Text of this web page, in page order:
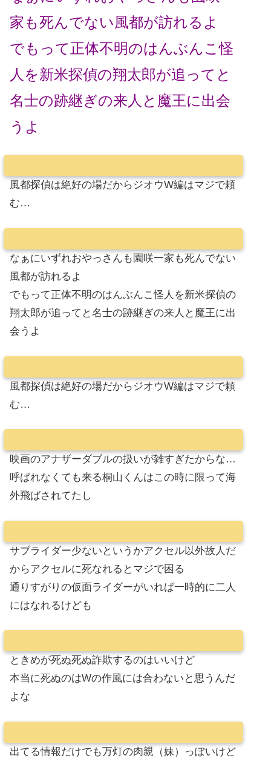
家も死んでない風都が訪れるよ
でもって正体不明のはんぶんこ怪
人を新米探偵の翔太郎が追ってと
名士の跡継ぎの来人と魔王に出会
うよ
風都探偵は絶好の場だからジオウW編はマジで頼
む…
なぁにいずれおやっさんも園咲一家も死んでない
風都が訪れるよ
でもって正体不明のはんぶんこ怪人を新米探偵の
翔太郎が追ってと名士の跡継ぎの来人と魔王に出
会うよ
風都探偵は絶好の場だからジオウW編はマジで頼
む…
映画のアナザーダブルの扱いが雑すぎたからな…
呼ばれなくても来る桐山くんはこの時に限って海
外飛ばされてたし
サブライダー少ないというかアクセル以外故人だ
からアクセルに死なれるとマジで困る
通りすがりの仮面ライダーがいれば一時的に二人
にはなれるけども
ときめが死ぬ死ぬ詐欺するのはいいけど
本当に死ぬのはWの作風には合わないと思うんだ
よな
出てる情報だけでも万灯の肉親（妹）っぽいけど